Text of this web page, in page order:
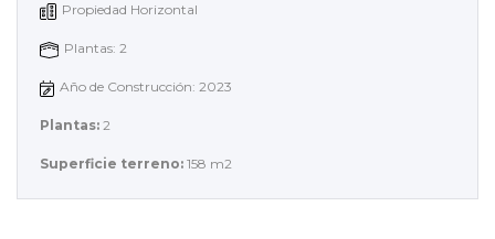
Propiedad Horizontal
Plantas: 2
Año de Construcción: 2023
Plantas: 2
Superficie terreno: 158 m2